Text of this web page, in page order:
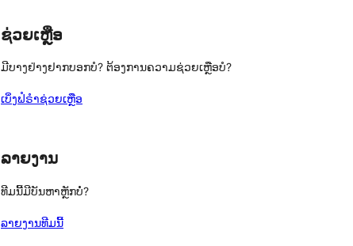
ຊ່ວຍເຫຼືອ
ມີບາງຢ່າງຢາກບອກບໍ? ຕ້ອງການຄວາມຊ່ວຍເຫຼືອບໍ?
ເບິ່ງຟໍຣຳຊ່ວຍເຫຼືອ
ລາຍງານ
ທີມນີ້ມີບັນຫາຫຼັກບໍ່?
ລາຍງານທີມນີ້